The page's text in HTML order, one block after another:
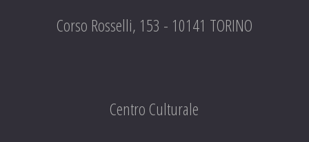
Corso Rosselli, 153 - 10141 TORINO
Centro Culturale